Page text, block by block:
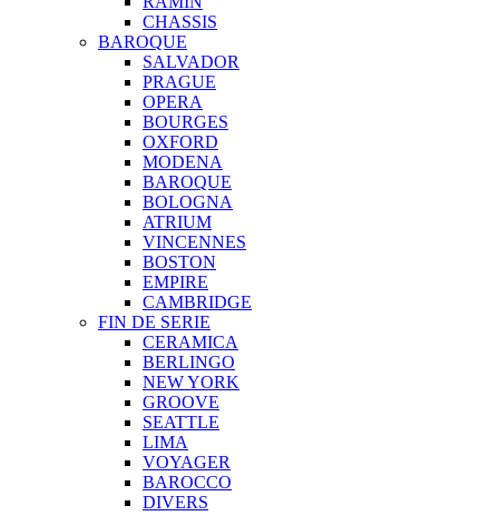
CHASSIS
BAROQUE
SALVADOR
PRAGUE
OPERA
BOURGES
OXFORD
MODENA
BAROQUE
BOLOGNA
ATRIUM
VINCENNES
BOSTON
EMPIRE
CAMBRIDGE
FIN DE SERIE
CERAMICA
BERLINGO
NEW YORK
GROOVE
SEATTLE
LIMA
VOYAGER
BAROCCO
DIVERS